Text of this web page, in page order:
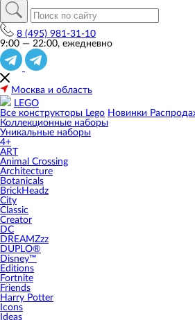
8 (495) 981-31-10
9:00 — 22:00, ежедневно
Москва и область
LEGO
Все конструкторы Lego Новинки
Коллекционные наборы
Уникальные наборы
4+
ART
Animal Crossing
Architecture
Botanicals
BrickHeadz
City
Classic
Creator
DC
DREAMZzz
DUPLO®
Disney™
Editions
Fortnite
Friends
Harry Potter
Icons
Ideas